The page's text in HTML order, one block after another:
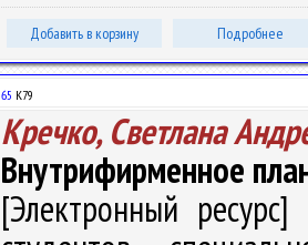
Добавить в корзину Подробнее
65 К79
Кречко, Светлана
Внутрифирменное
[Электронный